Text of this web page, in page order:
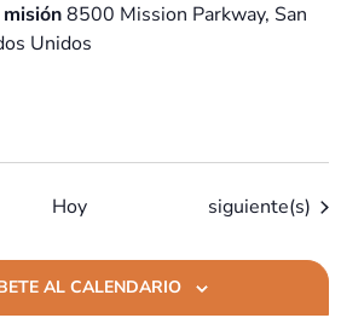
8500 Mission Parkway, San
Unidos
Hoy Eventos
siguiente(s)
AL CALENDARIO